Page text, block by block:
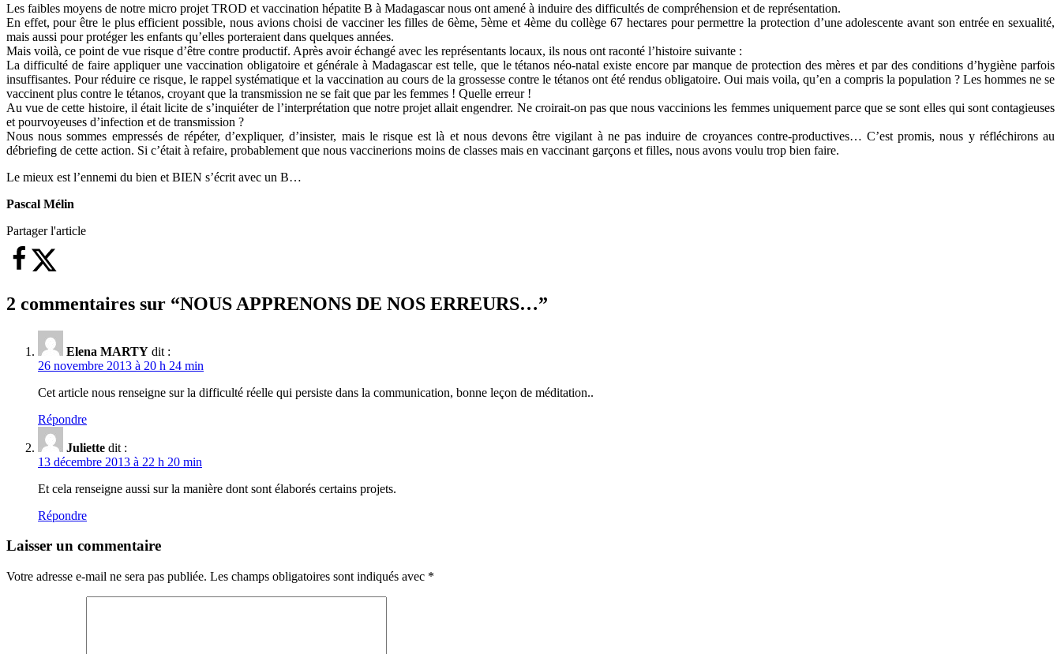
Les faibles moyens de notre micro projet TROD et vaccination hépatite B à Madagascar nous ont amené à induire des difficultés de compréhension et de représentation.
En effet, pour être le plus efficient possible, nous avions choisi de vacciner les filles de 6ème, 5ème et 4ème du collège 67 hectares pour permettre la protection d’une adolescente avant son entrée en sexualité,
mais aussi pour protéger les enfants qu’elles porteraient dans quelques années.
Mais voilà, ce point de vue risque d’être contre productif. Après avoir échangé avec les représentants locaux, ils nous ont raconté l’histoire suivante :
La difficulté de faire appliquer une vaccination obligatoire et générale à Madagascar est telle, que le tétanos néo-natal existe encore par manque de protection des mères et par des conditions d’hygiène parfois
insuffisantes. Pour réduire ce risque, le rappel systématique et la vaccination au cours de la grossesse contre le tétanos ont été rendus obligatoire. Oui mais voila, qu’en a compris la population ? Les hommes ne se
vaccinent plus contre le tétanos, croyant que la transmission ne se fait que par les femmes ! Quelle erreur !
Au vue de cette histoire, il était licite de s’inquiéter de l’interprétation que notre projet allait engendrer. Ne croirait-on pas que nous vaccinions les femmes uniquement parce que se sont elles qui sont contagieuses
et pourvoyeuses d’infection et de transmission ?
Nous nous sommes empressés de répéter, d’expliquer, d’insister, mais le risque est là et nous devons être vigilant à ne pas induire de croyances contre-productives… C’est promis, nous y réfléchirons au
débriefing de cette action. Si c’était à refaire, probablement que nous vaccinerions moins de classes mais en vaccinant garçons et filles, nous avons voulu trop bien faire.
Le mieux est l’ennemi du bien et BIEN s’écrit avec un B…
Pascal Mélin
Partager l'article
2 commentaires sur “NOUS APPRENONS DE NOS ERREURS…”
Elena MARTY dit :
26 novembre 2013 à 20 h 24 min
Cet article nous renseigne sur la difficulté réelle qui persiste dans la communication, bonne leçon de méditation..
Répondre
Juliette dit :
13 décembre 2013 à 22 h 20 min
Et cela renseigne aussi sur la manière dont sont élaborés certains projets.
Répondre
Laisser un commentaire
Votre adresse e-mail ne sera pas publiée. Les champs obligatoires sont indiqués avec *